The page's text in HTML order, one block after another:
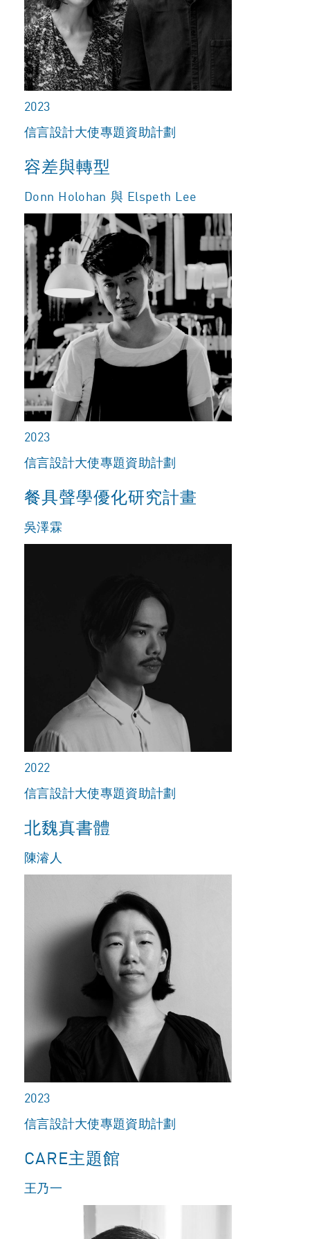
2023
信言設計大使專題資助計劃
容差與轉型
Donn Holohan 與 Elspeth Lee
2023
信言設計大使專題資助計劃
餐具聲學優化研究計畫
吳澤霖
2022
信言設計大使專題資助計劃
北魏真書體
陳濬人
2023
信言設計大使專題資助計劃
CARE主題館
王乃一